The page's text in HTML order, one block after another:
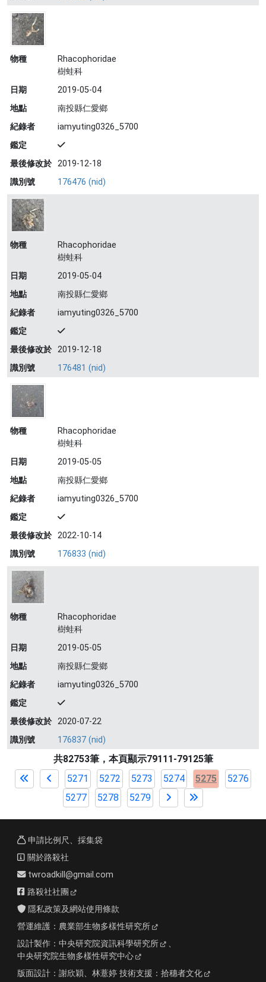
物種
Rhacophoridae
樹蛙科
日期
2019-05-04
地點
南投縣仁愛鄉
紀錄者
iamyuting0326_5700
鑑定
最後修改於 2019-12-18
識別號
176476 (nid)
物種
Rhacophoridae
樹蛙科
日期
2019-05-04
地點
南投縣仁愛鄉
紀錄者
iamyuting0326_5700
鑑定
最後修改於 2019-12-18
識別號
176481 (nid)
物種
Rhacophoridae
樹蛙科
日期
2019-05-05
地點
南投縣仁愛鄉
紀錄者
iamyuting0326_5700
鑑定
最後修改於 2022-10-14
識別號
176833 (nid)
物種
Rhacophoridae
樹蛙科
日期
2019-05-05
地點
南投縣仁愛鄉
紀錄者
iamyuting0326_5700
鑑定
最後修改於 2020-07-22
識別號
176837 (nid)
共82753筆，本頁顯示79111-79125筆
5271
5272 5273 5274 5275
5276
5277
5278 5279
申請比例尺、採集袋
關於路殺社
twroadkill@gmail.com
路殺社社團
隱私政策及網站使用條款
營運維護： 農業部生物多樣性研究所
設計製作： 中央研究院資訊科學研究所
、
中央研究院生物多樣性研究中心
版面設計： 謝欣穎、林薏婷 技術支援： 拾穗者文化